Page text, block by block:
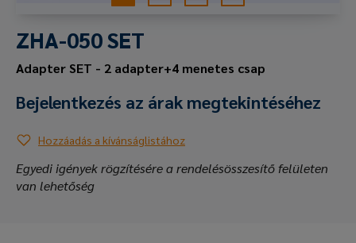
ZHA-050 SET
Adapter SET - 2 adapter+4 menetes csap
Bejelentkezés az árak megtekintéséhez
Hozzáadás a kívánságlistához
Egyedi igények rögzítésére a rendelésösszesítő felületen
van lehetőség